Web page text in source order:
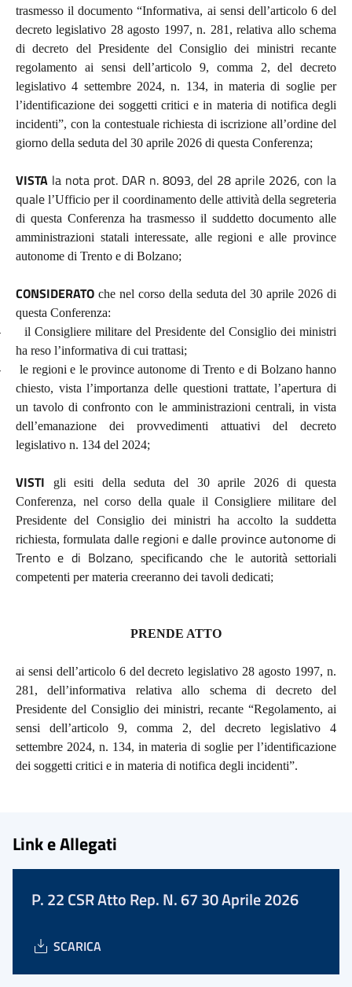
trasmesso il documento “Informativa, ai sensi dell’articolo 6 del
decreto legislativo 28 agosto 1997, n. 281, relativa allo schema
di decreto del Presidente del Consiglio dei ministri recante
regolamento ai sensi dell’articolo 9, comma 2, del decreto
legislativo 4 settembre 2024, n. 134, in materia di soglie per
l’identificazione dei soggetti critici e in materia di notifica degli
incidenti”, con la contestuale richiesta di iscrizione all’ordine del
giorno della seduta del 30 aprile 2026 di questa Conferenza;
VISTA la nota prot. DAR n. 8093, del 28 aprile 2026, con la
qualel’Ufficio per il coordinamento delle attività della segreteria
di questa Conferenza ha trasmesso il suddetto documento alle
amministrazioni statali interessate, alle regioni e alle province
autonome di Trento e di Bolzano;
CONSIDERATO che nel corso della seduta del 30 aprile 2026 di
questa Conferenza:
il Consigliere militare del Presidente del Consiglio dei ministri
ha reso l’informativa di cui trattasi;
le regioni e le province autonome di Trento e di Bolzano hanno
chiesto, vista l’importanza delle questioni trattate, l’apertura di
un tavolo di confronto con le amministrazioni centrali, in vista
dell’emanazione dei provvedimenti attuativi del decreto
legislativo n. 134 del 2024;
VISTI
gli esiti della seduta del 30 aprile 2026 di questa
Conferenza, nel corso della quale il Consigliere militare del
Presidente del Consiglio dei ministri ha accolto la suddetta
richiesta, formulata dalle regioni e dalle province autonome di
Trento e di Bolzano, specificando che le autorità settoriali
competenti per materia creeranno dei tavoli dedicati;
PRENDE ATTO
ai sensi dell’articolo 6 del decreto legislativo 28 agosto 1997, n.
281, dell’informativa relativa allo schema di decreto del
Presidente del Consiglio dei ministri, recante “Regolamento, ai
sensi dell’articolo 9, comma 2, del decreto legislativo 4
settembre 2024, n. 134, in materia di soglie per l’identificazione
dei soggetti critici e in materia di notifica degli incidenti”.
Link e Allegati
P. 22 CSR Atto Rep. N. 67 30 Aprile 2026
SCARICA